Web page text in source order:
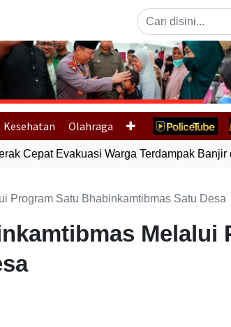
Previous
Kesehatan Olahraga
Cepat Evakuasi Warga Terdampak Banjir di
Program Satu Bhabinkamtibmas Satu Desa
Melalui